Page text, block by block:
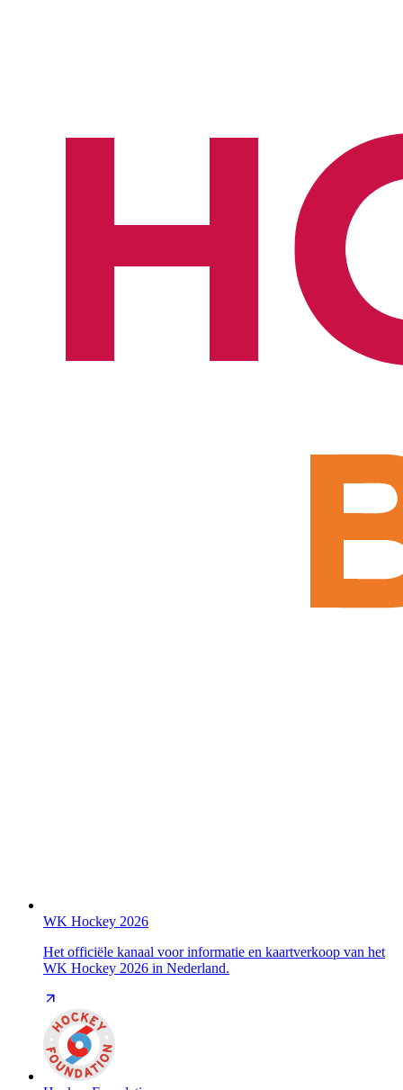
WK Hockey 2026
Het officiële kanaal voor informatie en kaartverkoop van het
WK Hockey 2026 in Nederland.